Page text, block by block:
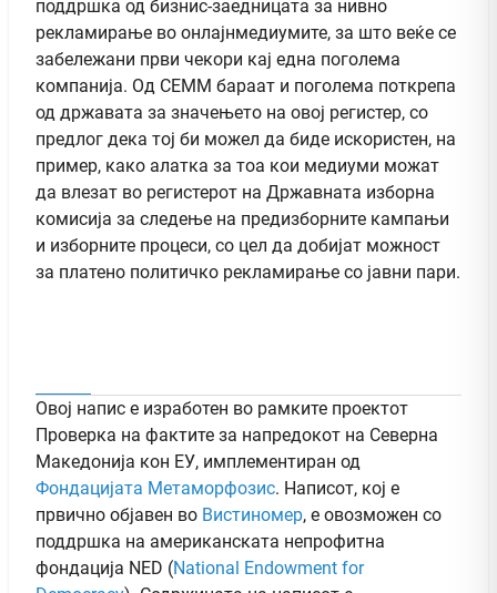
поддршка од бизнис-заедницата за нивно
рекламирање во онлајнмедиумите, за што веќе се
забележани први чекори кај една поголема
компанија. Од СЕММ бараат и поголема поткрепа
од државата за значењето на овој регистер, со
предлог дека тој би можел да биде искористен, на
пример, како алатка за тоа кои медиуми можат
да влезат во регистерот на Државната изборна
комисија за следење на предизборните кампањи
и изборните процеси, со цел да добијат можност
за платено политичко рекламирање со јавни пари.
Овој напис е изработен во рамките проектот
Проверка на фактите за напредокот на Северна
Македонија кон ЕУ, имплементиран од
Фондацијата Метаморфозис. Написот, кој е
првично објавен во Вистиномер, e овозможен со
поддршка на американската непрофитна
фондација NED (National Endowment for